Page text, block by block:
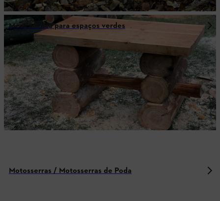
Mesa rústica para espaços verdes
Motosserras / Motosserras de Poda